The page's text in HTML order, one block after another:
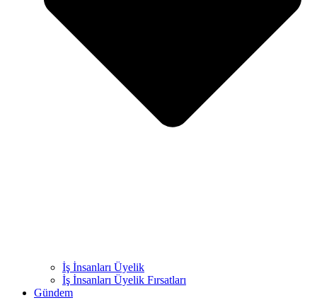
İş İnsanları Üyelik
İş İnsanları Üyelik Fırsatları
Gündem